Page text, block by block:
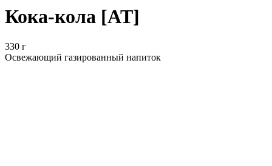
Кока-кола [AT]
330 г
Освежающий газированный напиток